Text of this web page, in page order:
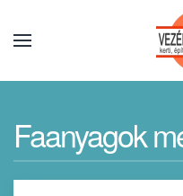
Faanyagok